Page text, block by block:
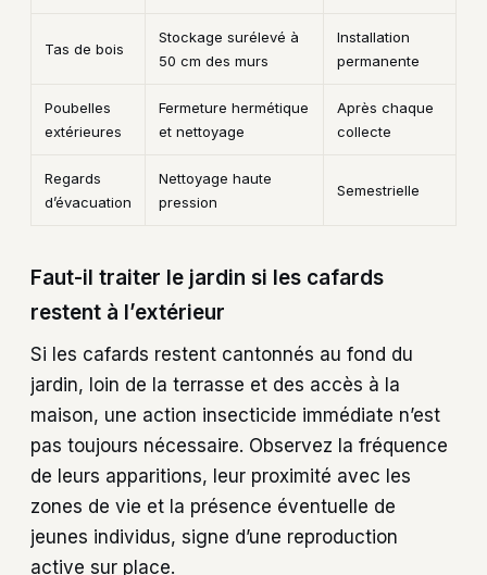
Tas de bois
Stockage surélevé à
50 cm des murs
Installation
permanente
Poubelles
extérieures
Fermeture hermétique
et nettoyage
Après chaque
collecte
Regards
d’évacuation
Nettoyage haute
pression
Semestrielle
Faut-il traiter le jardin si les cafards
restent à l’extérieur
Si les cafards restent cantonnés au fond du
jardin, loin de la terrasse et des accès à la
maison, une action insecticide immédiate n’est
pas toujours nécessaire. Observez la fréquence
de leurs apparitions, leur proximité avec les
zones de vie et la présence éventuelle de
jeunes individus, signe d’une reproduction
active sur place.